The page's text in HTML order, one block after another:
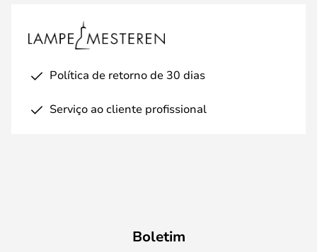
Política de retorno de 30 dias
Serviço ao cliente profissional
Boletim